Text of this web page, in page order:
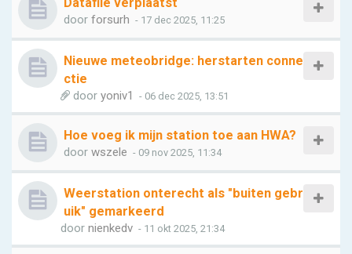
door forsurh - 17 dec 2025, 11:25
Nieuwe meteobridge: herstarten conne
ctie
door yoniv1 - 06 dec 2025, 13:51
Hoe voeg ik mijn station toe aan HWA?
door wszele - 09 nov 2025, 11:34
Weerstation onterecht als "buiten gebr
uik" gemarkeerd
door nienkedv - 11 okt 2025, 21:34